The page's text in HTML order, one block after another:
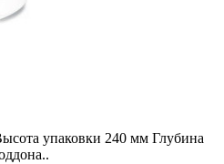
упаковки 240 мм Глубина